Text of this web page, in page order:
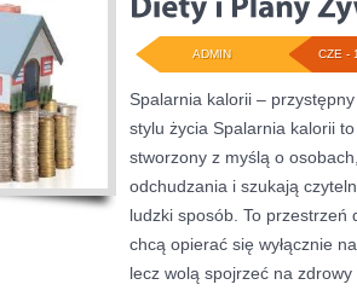
CZE -
ADMIN
Spalarnia kalorii –
stylu życia Spalarnia kalorii
stworzony z myślą o
odchudzania i szukają
ludzki sposób. To przestrzeń
chcą opierać się wyłącznie
lecz wolą spojrzeć na